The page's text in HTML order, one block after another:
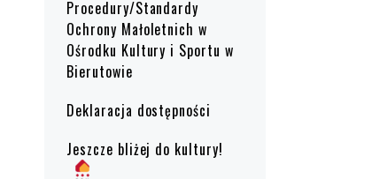
Procedury/Standardy
Ochrony Małoletnich w
Ośrodku Kultury i Sportu w
Bierutowie
Deklaracja dostępności
Jeszcze bliżej do kultury!